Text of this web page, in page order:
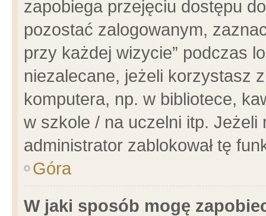
zapobiega przejęciu dostępu
pozostać zalogowanym,
przy każdej wizycie” podczas
niezalecane, jeżeli korzystasz
komputera, np. w bibliotece,
w szkole / na uczelni itp.
administrator zablokował tę
Góra
W jaki sposób mogę